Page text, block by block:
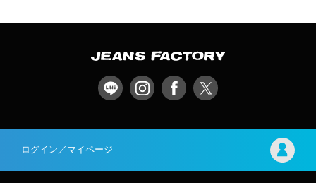
ログイン／マイページ